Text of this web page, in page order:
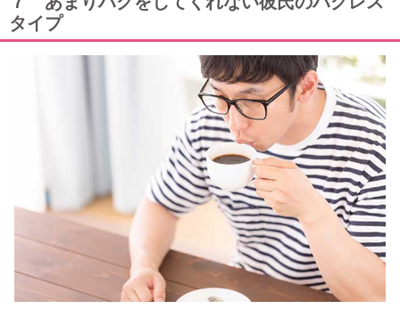
タイプ